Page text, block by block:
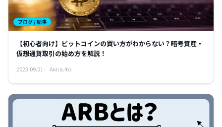
ブログ / 記事
【初心者向け】ビットコインの買い方がわからない？暗号資産・
仮想通貨取引の始め方を解説！
2023.09.01 Akira.Ito